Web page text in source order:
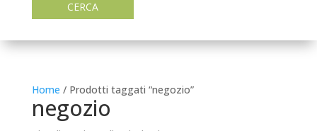
Home / Prodotti taggati “negozio”
negozio